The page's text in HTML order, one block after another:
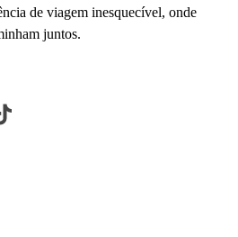
de viagem inesquecível, onde
juntos.